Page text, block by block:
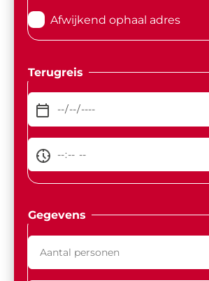
Afwijkend ophaal adres
Terugreis
Gegevens